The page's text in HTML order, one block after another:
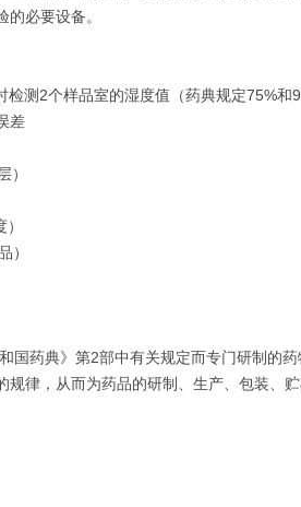
必要设备。
测2个样品室的湿度值（药典规定75%
差
）
）
国药典》第2部中有关规定而专门研制的
律，从而为药品的研制、生产、包装、